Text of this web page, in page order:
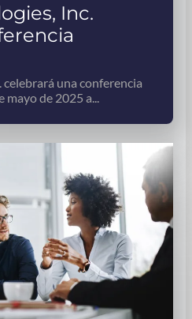
Inc.
celebrará una conferencia
de 2025 a...